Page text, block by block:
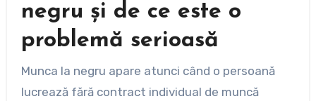
negru și de ce este o
problemă serioasă
Munca la negru apare atunci când o persoană
lucrează fără contract individual de muncă